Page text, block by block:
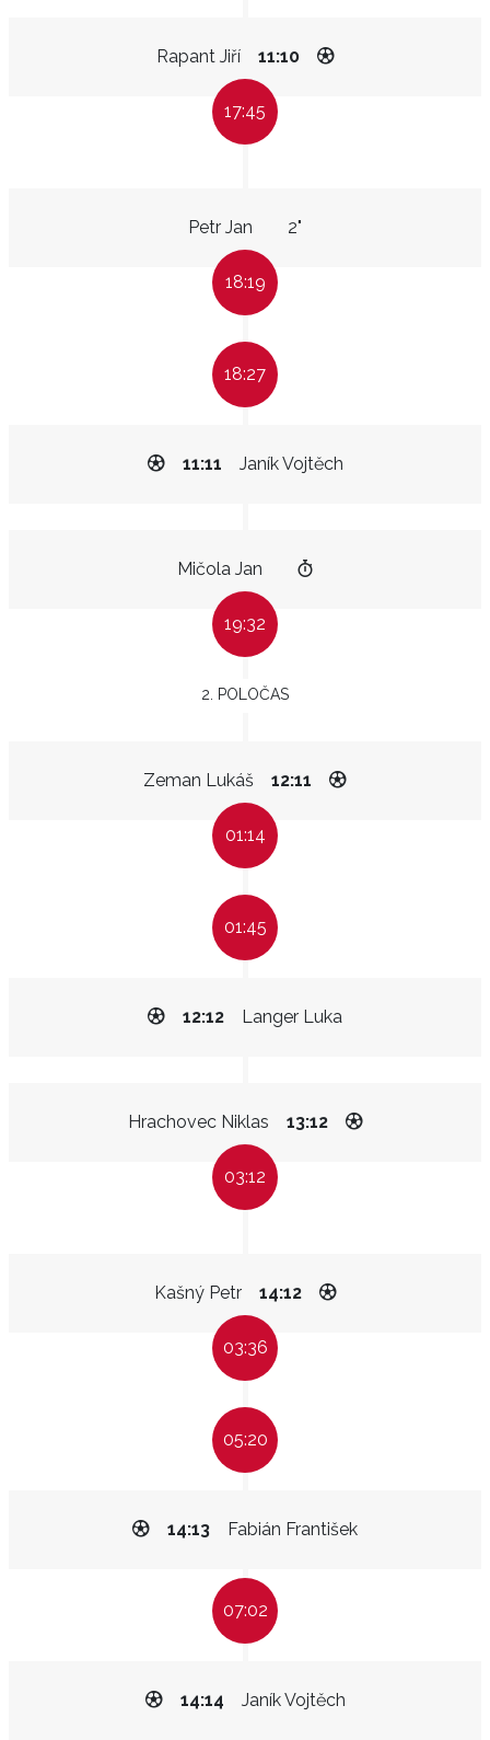
Rapant Jiří 11:10
17:45
Petr Jan 2"
18:19
18:27
Janík Vojtěch
11:11
Mičola Jan
19:32
2. POLOČAS
Zeman Lukáš 12:11
01:14
01:45
Langer Luka
12:12
Hrachovec Niklas 13:12
03:12
Kašný Petr 14:12
03:36
05:20
Fabián František
14:13
07:02
Janík Vojtěch
14:14